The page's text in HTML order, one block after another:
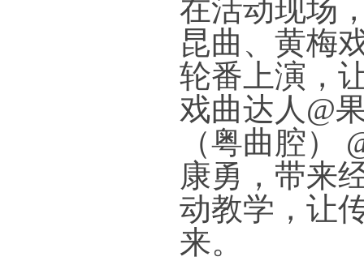
在活动现场
昆曲、黄梅
轮番上演，
戏曲达人@
（粤曲腔）
康勇，带来
动教学，让
来。